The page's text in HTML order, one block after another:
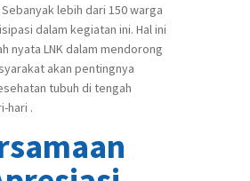
lebih dari 150 warga
dalam kegiatan ini. Hal ini
nyata LNK dalam mendorong
akan pentingnya
tubuh di tengah
hari .